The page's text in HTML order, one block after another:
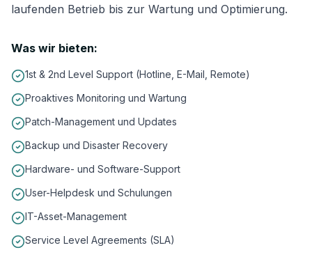
laufenden Betrieb bis zur Wartung und Optimierung.
Was wir bieten:
1st & 2nd Level Support (Hotline, E-Mail, Remote)
Proaktives Monitoring und Wartung
Patch-Management und Updates
Backup und Disaster Recovery
Hardware- und Software-Support
User-Helpdesk und Schulungen
IT-Asset-Management
Service Level Agreements (SLA)